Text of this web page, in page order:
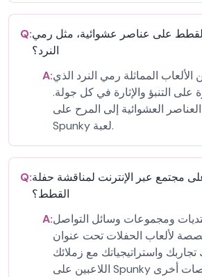
Q:على عناصر عشوائية، مثل رمي
النرد؟
A:الألعاب المماثلة رمي النرد الذي
على التنبؤ والإثارة في كل جولة.
العشوائية إلى المرح على
Spunky لعبة.
Q:مجتمع عبر الإنترنت لمناقشة حفلة
القطط؟
A:ومجموعات وسائل التواصل
لألعاب الحفلات تحت عنوان
واستراتيجياتك مع زملائك